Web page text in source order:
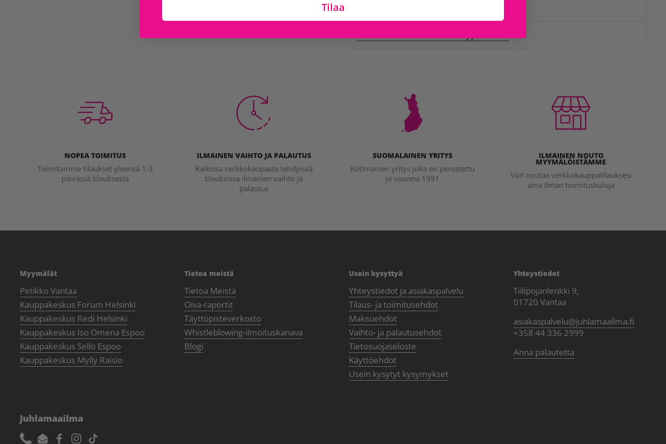
NOPEA TOIMITUS
Toimitamme tilaukset yleensä 1-3
päivässä tilauksesta
ILMAINEN VAIHTO JA PALAUTUS
Kaikissa verkkokaupasta tehdyissä
tilauksissa ilmainen vaihto ja
palautus
SUOMALAINEN YRITYS
Kotimainen yritys joka on perustettu
jo vuonna 1991
ILMAINEN NOUTO
MYYMÄLÖISTÄMME
Voit noutaa verkkokauppatilauksesi
aina ilman toimituskuluja
Myymälät
Petikko Vantaa
Kauppakeskus Forum Helsinki
Kauppakeskus Redi Helsinki
Kauppakeskus Iso Omena Espoo
Kauppakeskus Sello Espoo
Kauppakeskus Mylly Raisio
Tietoa meistä
Tietoa Meistä
Oiva-raportit
Täyttöpisteverkosto
Whistleblowing-ilmoituskanava
Blogi
Usein kysyttyä
Yhteystiedot ja asiakaspalvelu
Tilaus- ja toimitusehdot
Maksuehdot
Vaihto- ja palautusehdot
Tietosuojaseloste
Käyttöehdot
Usein kysytyt kysymykset
Yhteystiedot
Tiilipojanlenkki 9,
01720 Vantaa
asiakaspalvelu@juhlamaailma.fi
+358 44 336 2999
Anna palautetta
Juhlamaailma
Tilaa